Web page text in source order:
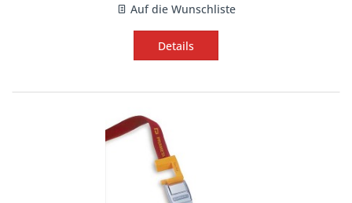
Auf die Wunschliste
Details